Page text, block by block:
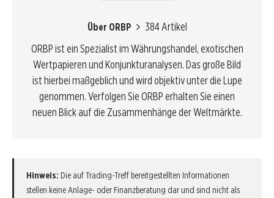
Über ORBP
384 Artikel
ORBP ist ein Spezialist im Währungshandel, exotischen
Wertpapieren und Konjunkturanalysen. Das große Bild
ist hierbei maßgeblich und wird objektiv unter die Lupe
genommen. Verfolgen Sie ORBP erhalten Sie einen
neuen Blick auf die Zusammenhänge der Weltmärkte.
Hinweis: Die auf Trading-Treff bereitgestellten Informationen
stellen keine Anlage- oder Finanzberatung dar und sind nicht als